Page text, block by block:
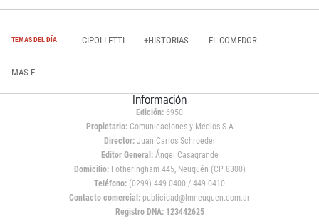
TEMAS DEL DÍA CIPOLLETTI +HISTORIAS EL COMEDOR
MAS E
Información
Edición: 6950
Propietario:Comunicaciones y Medios S.A
Director: Juan Carlos Schroeder
Editor General:Ángel Casagrande
Domicilio:Fotheringham 445, Neuquén (CP 8300)
Teléfono: (0299) 449 0400 / 449 0410
Contacto comercial: publicidad@lmneuquen.com.ar
Registro DNA: 123442625